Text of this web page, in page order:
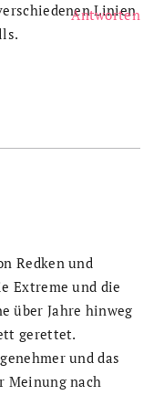
Linien
Antworten
Redken und
Extreme und die
über Jahre hinweg
gerettet.
und das
Meinung nach